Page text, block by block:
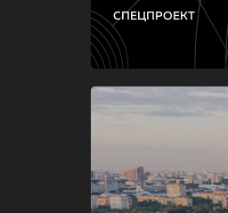
СПЕЦПРОЕКТ